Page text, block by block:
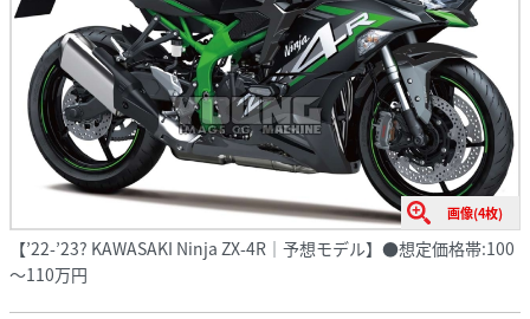
画像(4枚)
【’22-’23? KAWASAKI Ninja ZX-4R｜予想モデル】●想定価格帯:100
～110万円